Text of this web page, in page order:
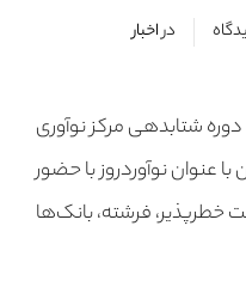
دراخبار
اسفندماه ۹۹ اولین دوره شتابدهی مرکز نوآوری
عنوان نوآوردروز با حضور
سرمایه‌گذار نیز از ۱۶ شرکت خطرپذیر، فرشته، بانک‌ها